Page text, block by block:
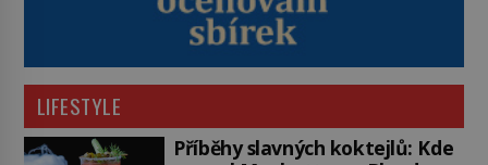
LIFESTYLE
Příběhy slavných koktejlů: Kde